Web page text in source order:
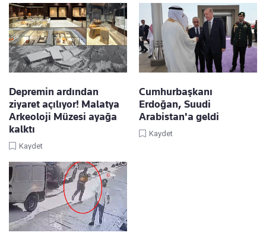
Depremin ardından
ziyaret açılıyor! Malatya
Arkeoloji Müzesi ayağa
kalktı
Kaydet
Cumhurbaşkanı
Erdoğan, Suudi
Arabistan'a geldi
Kaydet